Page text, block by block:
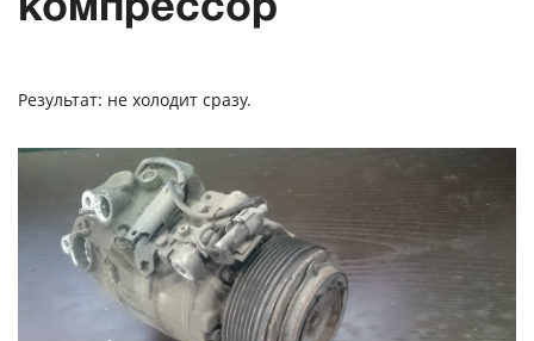
Результат: не холодит сразу.